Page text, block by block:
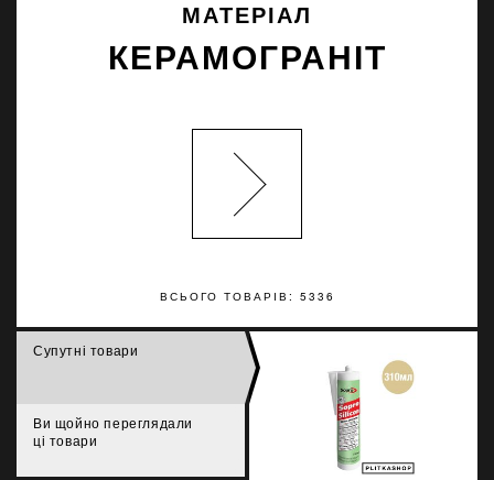
ВСЬОГО ТОВАРІВ: 5336
МАТЕРІАЛ
КЕРАМОГРАНІТ
Супутні товари
Ви щойно переглядали
ці товари